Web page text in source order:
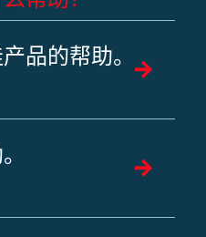
品的帮助。